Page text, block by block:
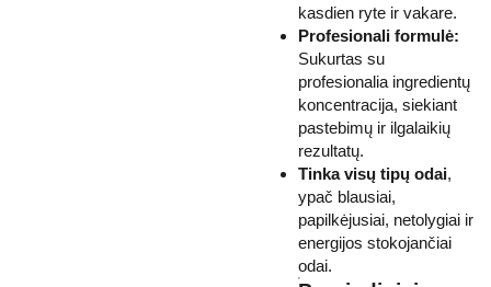
kasdien ryte ir vakare.
Profesionali formulė:
Sukurtas su
profesionalia ingredientų
koncentracija, siekiant
pastebimų ir ilgalaikių
rezultatų.
Tinka visų tipų odai,
ypač blausiai,
papilkėjusiai, netolygiai ir
energijos stokojančiai
odai.